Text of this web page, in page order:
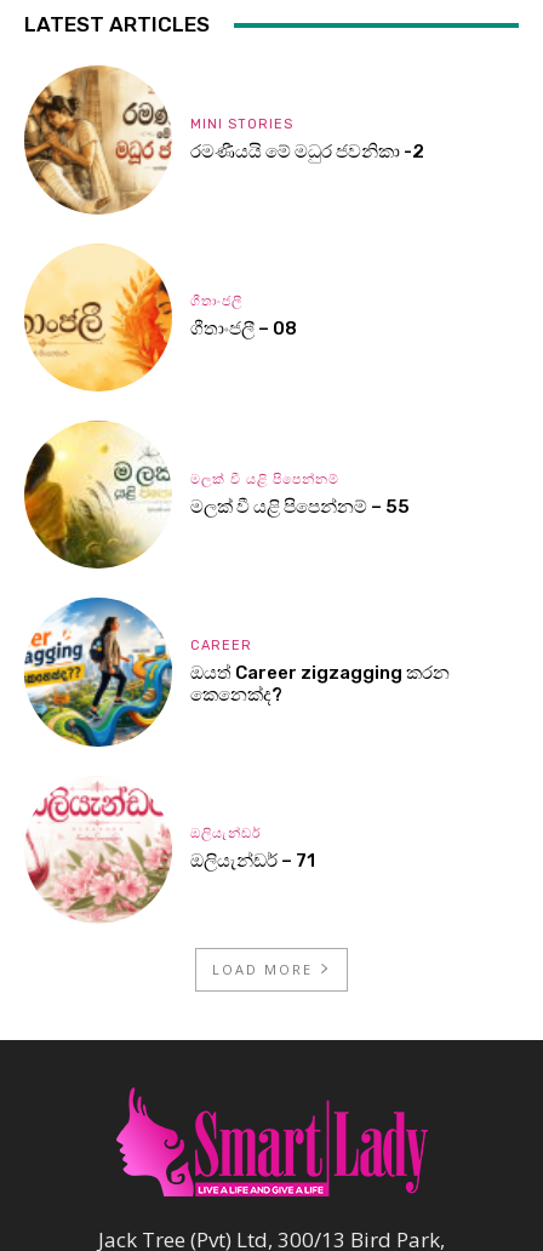
LATEST ARTICLES
MINI STORIES
රමණීයයි මේ මධුර ජවනිකා -2
ගීතාංජලී
ගීතාංජලී – 08
මලක් වී යළි පිපෙන්නම්
මලක් වී යළි පිපෙන්නම් – 55
CAREER
ඔයත් Career zigzagging කරන
කෙනෙක්ද?
ඔලියැන්ඩර්
ඔලියැන්ඩර් – 71
LOAD MORE
Jack Tree (Pvt) Ltd, 300/13 Bird Park,